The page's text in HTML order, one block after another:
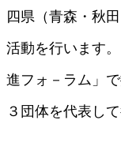
四県（青森・秋
活動を行います
進フォ－ラム」
３団体を代表し